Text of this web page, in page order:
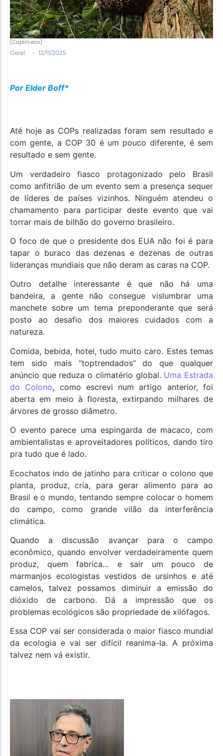
Política
Santa Helena e Região
Saúde e Bem-Estar
(Cupim.eco)
Geral
- 12/11/2025
Por Elder Boff*
Até hoje as COPs realizadas foram sem resultado e
com gente, a COP 30 é um pouco diferente, é sem
resultado e sem gente.
Um verdadeiro fiasco protagonizado pelo Brasil
como anfitrião de um evento sem a presença sequer
de líderes de países vizinhos. Ninguém atendeu o
chamamento para participar deste evento que vai
torrar mais de bilhão do governo brasileiro.
O foco de que o presidente dos EUA não foi é para
tapar o buraco das dezenas e dezenas de outras
lideranças mundiais que não deram as caras na COP.
Outro detalhe interessante é que não há uma
bandeira, a gente não consegue vislumbrar uma
manchete sobre um tema preponderante que será
posto ao desafio dos maiores cuidados com a
natureza.
Comida, bebida, hotel, tudo muito caro. Estes temas
tem sido mais “toptrendados” do que qualquer
anúncio que reduza o climatério global. Uma Estrada
do Colono, como escrevi num artigo anterior, foi
aberta em meio à floresta, extirpando milhares de
árvores de grosso diâmetro.
O evento parece uma espingarda de macaco, com
ambientalistas e aproveitadores políticos, dando tiro
pra tudo que é lado.
Ecochatos indo de jatinho para criticar o colono que
planta, produz, cria, para gerar alimento para ao
Brasil e o mundo, tentando sempre colocar o homem
do campo, como grande vilão da interferência
climática.
Quando a discussão avançar para o campo
econômico, quando envolver verdadeiramente quem
produz, quem fabrica… e sair um pouco de
marmanjos ecologistas vestidos de ursinhos e até
camelos, talvez possamos diminuir a emissão do
dióxido de carbono. Dá a impressão que os
problemas ecológicos são propriedade de xilófagos.
Essa COP vai ser considerada o maior fiasco mundial
da ecologia e vai ser difícil reanima-la. A próxima
talvez nem vá existir.